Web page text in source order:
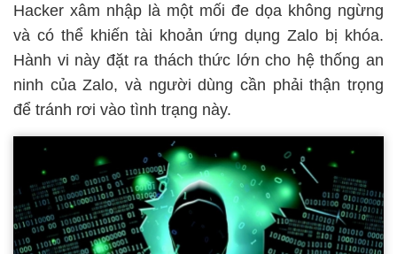
Hacker xâm nhập là một mối đe dọa không ngừng
và có thể khiến tài khoản ứng dụng Zalo bị khóa.
Hành vi này đặt ra thách thức lớn cho hệ thống an
ninh của Zalo, và người dùng cần phải thận trọng
để tránh rơi vào tình trạng này.